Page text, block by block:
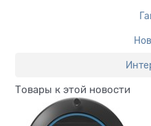
Товары к этой новости